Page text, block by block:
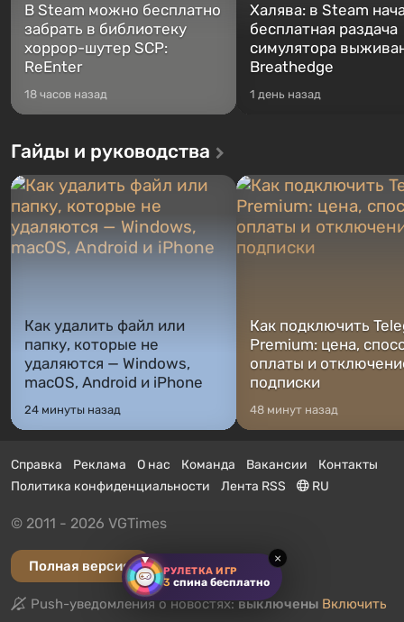
РУЛЕТКА ИГР
3 спина бесплатно
×
В Steam можно бесплатно
забрать в библиотеку
хоррор-шутер SCP:
ReEnter
18 часов назад
Халява: в Steam
бесплатная раздача
симулятора
Breathedge
1 день назад
Гайды и руководства
Как удалить файл или
папку, которые не
удаляются — Windows,
macOS, Android и iPhone
24 минуты назад
Как подключить
Premium: цена,
оплаты и
подписки
48 минут назад
Справка Реклама О нас Команда Вакансии
Контакты
Политика конфиденциальности
Лента RSS RU
© 2011 - 2026 VGTimes
Полная версия
Push-уведомления о новостях:выключены Включить